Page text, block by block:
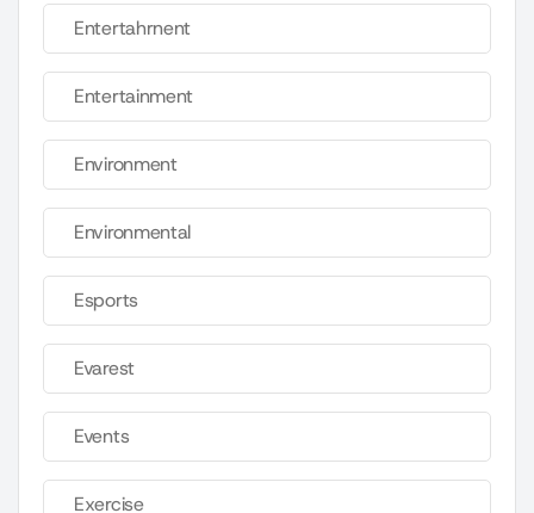
Entertahrnent
Entertainment
Environment
Environmental
Esports
Evarest
Events
Exercise